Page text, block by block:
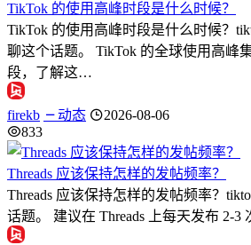
TikTok 的使用高峰时段是什么时候？
TikTok 的使用高峰时段是什么时候？
聊这个话题。 TikTok 的全球使用高峰
段，了解这…
firekb 动态
2026-08-06
833
Threads 应该保持怎样的发帖频率？
Threads 应该保持怎样的发帖频率？
话题。 建议在 Threads 上每天发布 2-